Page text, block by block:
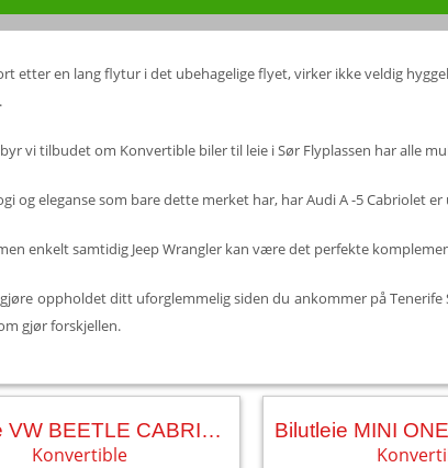
etter en lang flytur i det ubehagelige flyet, virker ikke veldig
vi tilbudet om Konvertible biler til leie i Sør Flyplassen har alle
og eleganse som bare dette merket har, har Audi A -5 Cabriolet
enkelt samtidig Jeep Wrangler kan være det perfekte
oppholdet ditt uforglemmelig siden du ankommer på
gjør forskjellen.
Bilutleie VW BEETLE CABRIO AUT.
Konvertible